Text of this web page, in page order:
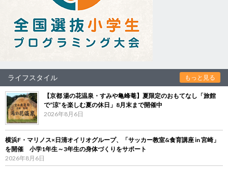
ライフスタイル もっと見る
【京都 湯の花温泉・すみや亀峰菴】夏限定のおもてなし「旅館
で“涼”を楽しむ夏の休日」8月末まで開催中
2026年8月6日
横浜F・マリノス×日清オイリオグループ、「サッカー教室&食育講座 in 宮崎」
を開催 小学1年生～3年生の身体づくりをサポート
2026年8月6日